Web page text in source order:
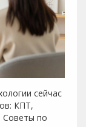
сейчас
КПТ,
Советы по